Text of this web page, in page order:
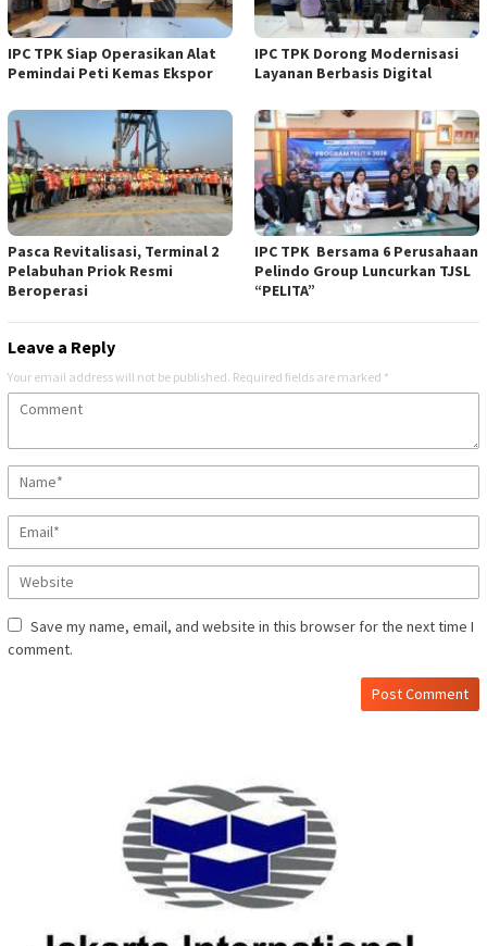
IPC TPK Siap Operasikan Alat
Pemindai Peti Kemas Ekspor
IPC TPK Dorong Modernisasi
Layanan Berbasis Digital
Pasca Revitalisasi, Terminal 2
Pelabuhan Priok Resmi
Beroperasi
IPC TPK Bersama 6 Perusahaan
Pelindo Group Luncurkan TJSL
“PELITA”
Leave a Reply
Your email address will not be published. Required fields are marked *
Save my name, email, and website in this browser for the next time I
comment.